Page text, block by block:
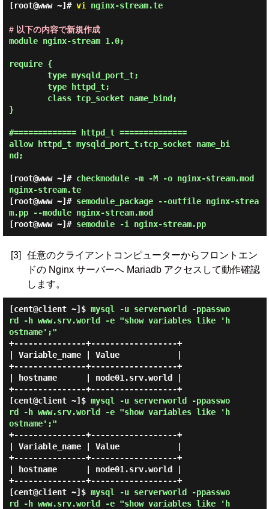
[root@www ~]# vi nginx-stream.te
# 以下の内容で新規作成
module nginx-stream 1.0;
require {
}
#============= httpd_t ==============
allow httpd_t mysqld_port_t:tcp_socket name_bi
nd;
[root@www ~]# checkmodule -m -M -o nginx-stream.mod
nginx-stream.te
[root@www ~]# semodule_package --outfile nginx-strea
m.pp --module nginx-stream.mod
[root@www ~]# semodule -i nginx-stream.pp
[3]
任意のクライアントコンピューターからフロントエン
ドの Nginx サーバーへ Mariadb アクセスして動作確認
します。
[cent@client ~]$ mysql -u serverworld -ppasswo
rd -h www.srv.world -e "show variables like 'h
ostname';"
+---------------+------------------+
| Variable_name | Value            |
+---------------+------------------+
| hostname      | node01.srv.world |
+---------------+------------------+
[cent@client ~]$ mysql -u serverworld -ppasswo
rd -h www.srv.world -e "show variables like 'h
ostname';"
+---------------+------------------+
| Variable_name | Value            |
+---------------+------------------+
| hostname      | node01.srv.world |
+---------------+------------------+
[cent@client ~]$ mysql -u serverworld -ppasswo
rd -h www.srv.world -e "show variables like 'h